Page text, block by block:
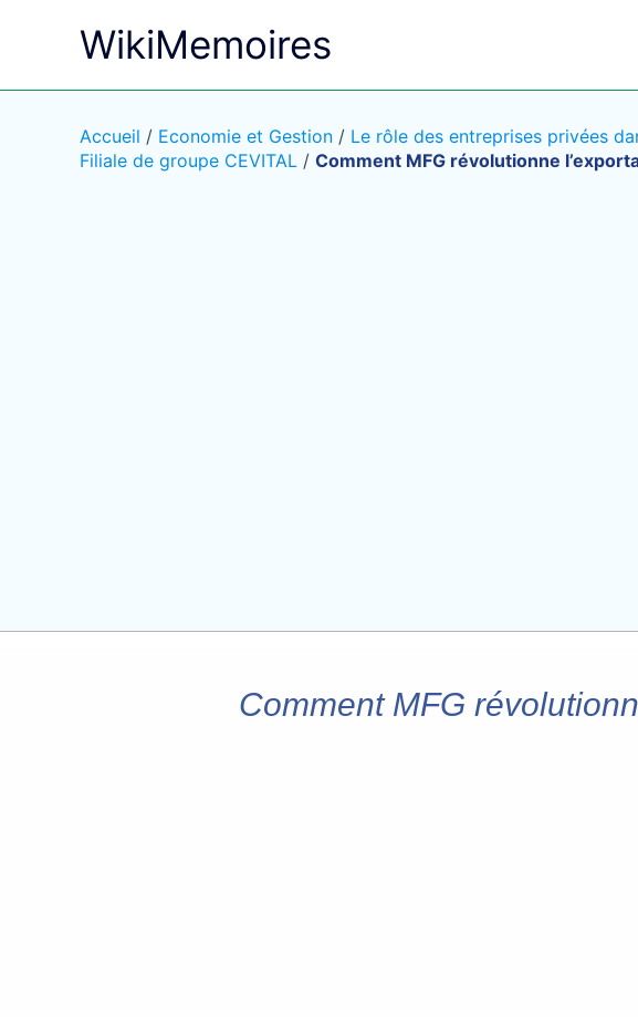
WikiMemoires
Accueil / Economie et Gestion / Le rôle des entreprises privées
Filiale de groupe CEVITAL / Comment MFG révolutionne
Comment MFG